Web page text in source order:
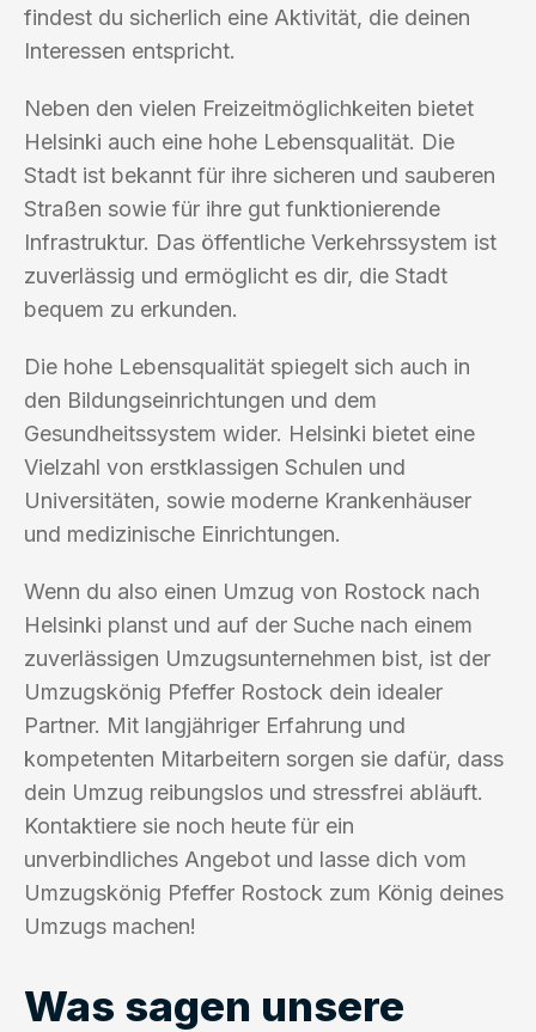
findest du sicherlich eine Aktivität, die deinen
Interessen entspricht.
Neben den vielen Freizeitmöglichkeiten bietet
Helsinki auch eine hohe Lebensqualität. Die
Stadt ist bekannt für ihre sicheren und sauberen
Straßen sowie für ihre gut funktionierende
Infrastruktur. Das öffentliche Verkehrssystem ist
zuverlässig und ermöglicht es dir, die Stadt
bequem zu erkunden.
Die hohe Lebensqualität spiegelt sich auch in
den Bildungseinrichtungen und dem
Gesundheitssystem wider. Helsinki bietet eine
Vielzahl von erstklassigen Schulen und
Universitäten, sowie moderne Krankenhäuser
und medizinische Einrichtungen.
Wenn du also einen Umzug von Rostock nach
Helsinki planst und auf der Suche nach einem
zuverlässigen Umzugsunternehmen bist, ist der
Umzugskönig Pfeffer Rostock dein idealer
Partner. Mit langjähriger Erfahrung und
kompetenten Mitarbeitern sorgen sie dafür, dass
dein Umzug reibungslos und stressfrei abläuft.
Kontaktiere sie noch heute für ein
unverbindliches Angebot und lasse dich vom
Umzugskönig Pfeffer Rostock zum König deines
Umzugs machen!
Was sagen unsere